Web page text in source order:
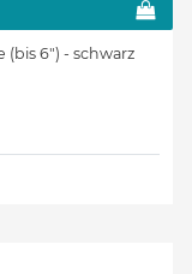
6") - schwarz